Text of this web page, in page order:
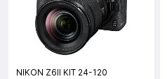
NIKON Z6II KIT 24-120